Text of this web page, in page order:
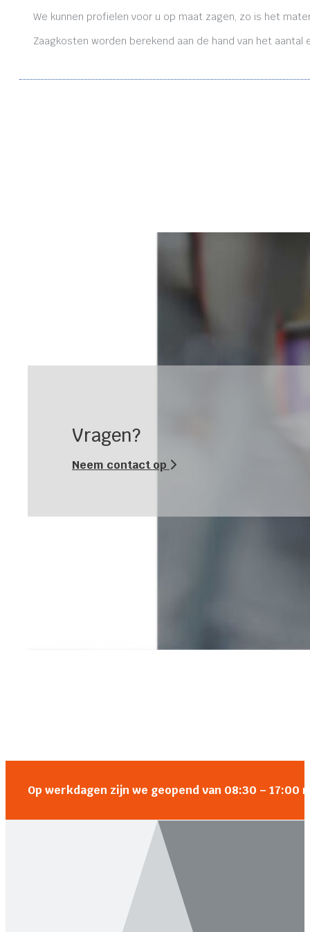
We kunnen profielen voor u op maat zagen, zo is het
Zaagkosten worden berekend aan de hand van het
Vragen?
Neem contact op
Op werkdagen zijn we geopend van 08:30 –